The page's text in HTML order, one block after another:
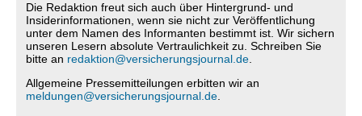
Die Redaktion freut sich auch über Hintergrund- und
Insiderinformationen, wenn sie nicht zur Veröffentlichung
unter dem Namen des Informanten bestimmt ist. Wir sichern
unseren Lesern absolute Vertraulichkeit zu. Schreiben Sie
bitte an redaktion@versicherungsjournal.de
Allgemeine Pressemitteilungen erbitten wir an
meldungen@versicherungsjournal.de